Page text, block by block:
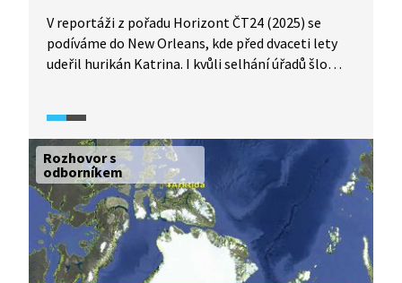
V reportáži z pořadu Horizont ČT24 (2025) se
podíváme do New Orleans, kde před dvaceti lety
udeřil hurikán Katrina. I kvůli selhání úřadů šlo
krize v roce 2005, ukáže, jak město vypadá dnes,
a přiblíží, jaká opatření Spojené státy přijaly, aby
se na podobnou katastrofu lépe připravily.
Součástí reportáže je také rozhovor
s meteorologem České televize Vladimírem
Piskalou.
Rozhovor s
odborníkem